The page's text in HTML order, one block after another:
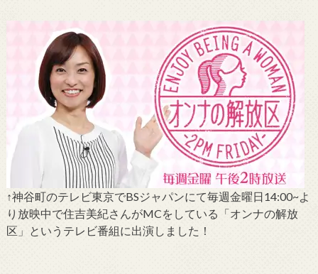
↑神谷町のテレビ東京でBSジャパンにて毎週金曜日14:00~よ
り放映中で住吉美紀さんがMCをしている「オンナの解放
区」というテレビ番組に出演しました！